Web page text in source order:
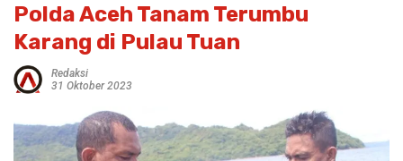
Polda Aceh Tanam Terumbu
Karang di Pulau Tuan
Redaksi
31 Oktober 2023